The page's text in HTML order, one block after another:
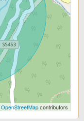
OpenStreetMapcontributors